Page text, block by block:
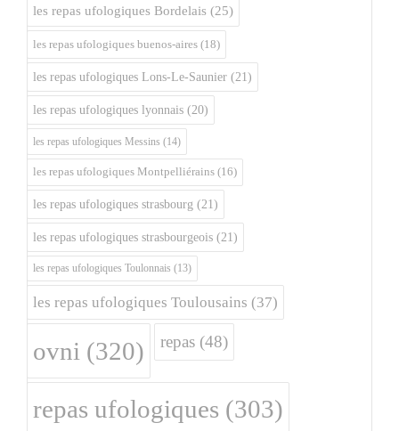
les repas ufologiques Bordelais (25)
les repas ufologiques buenos-aires (18)
les repas ufologiques Lons-Le-Saunier (21)
les repas ufologiques lyonnais (20)
les repas ufologiques Messins (14)
les repas ufologiques Montpelliérains (16)
les repas ufologiques strasbourg (21)
les repas ufologiques strasbourgeois (21)
les repas ufologiques Toulonnais (13)
les repas ufologiques Toulousains (37)
ovni (320) repas (48)
repas ufologiques (303)